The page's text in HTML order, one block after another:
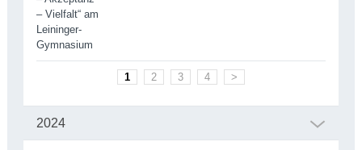
1 2 3 4 >
2024